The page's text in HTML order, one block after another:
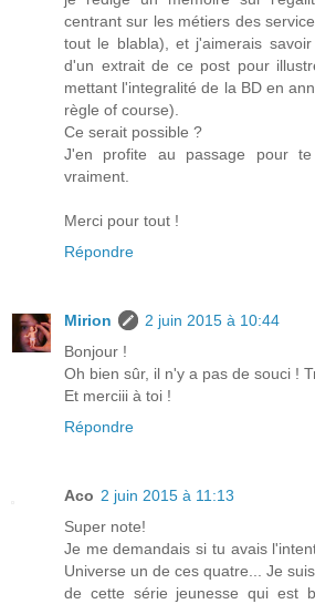
centrant sur les métiers des
tout le blabla), et j'aimerais
d'un extrait de ce post pour
mettant l'integralité de la BD en
règle of course).
Ce serait possible ?
J'en profite au passage pour
vraiment.
Merci pour tout !
Répondre
Mirion
2 juin 2015 à 10:44
Bonjour !
Oh bien sûr, il n'y a pas de souci !
Et merciii à toi !
Répondre
Aco 2 juin 2015 à 11:13
Super note!
Je me demandais si tu avais
Universe un de ces quatre... Je
de cette série jeunesse qui est